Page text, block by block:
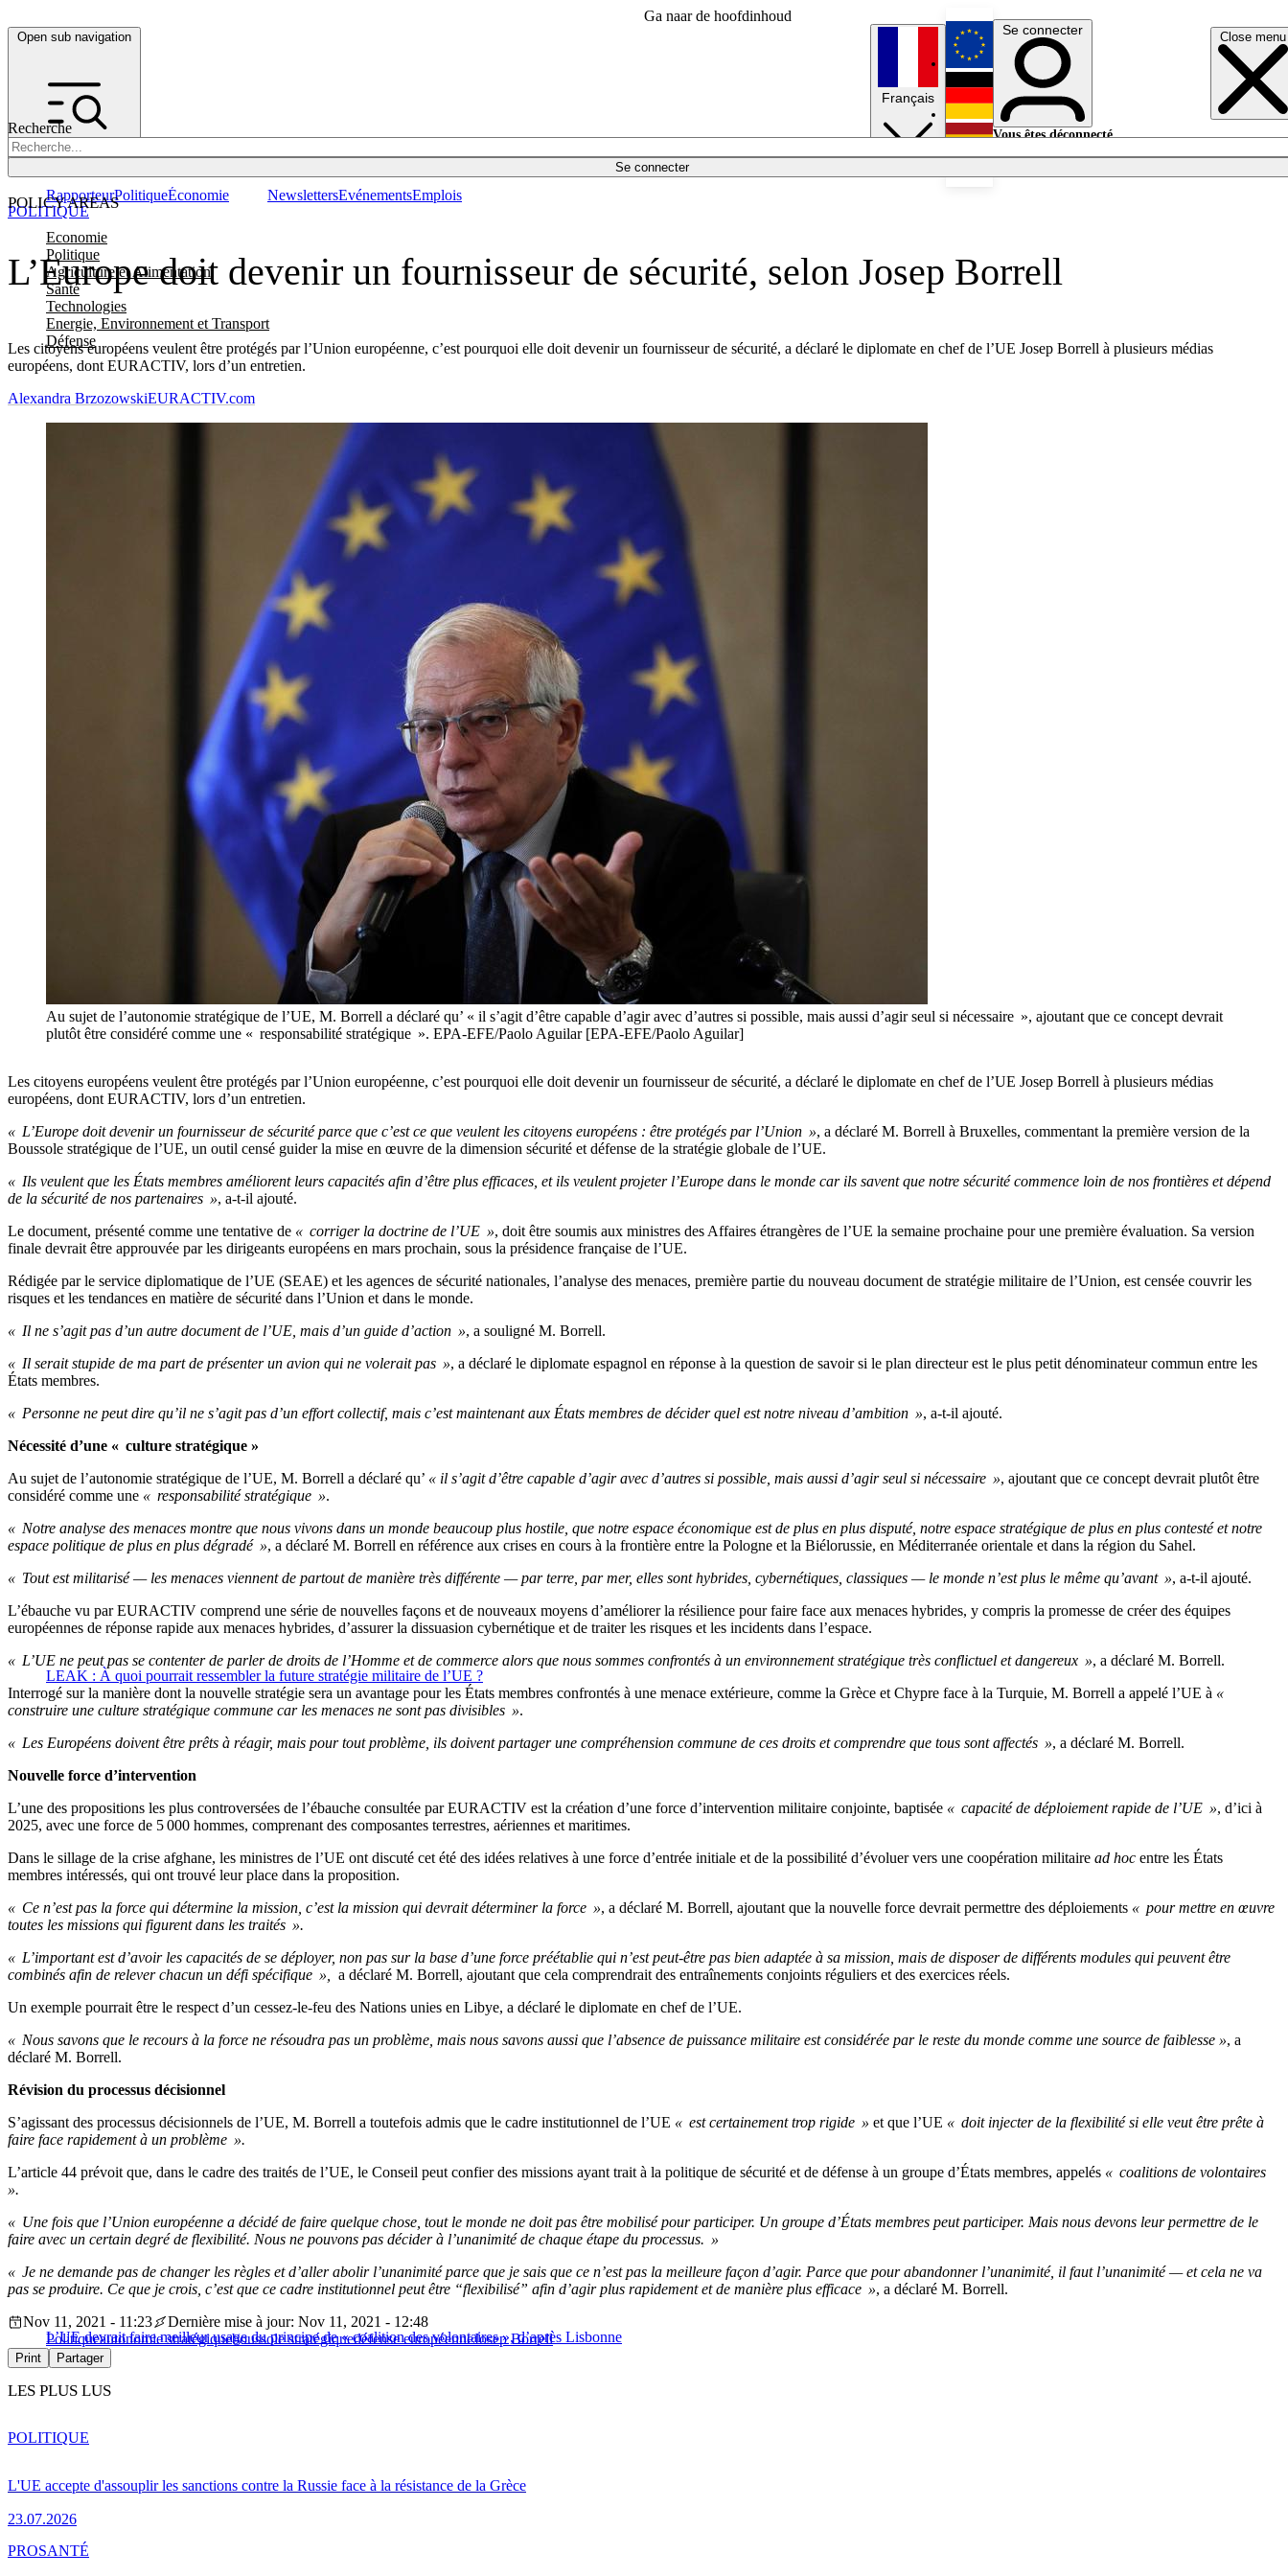
Ga naar de hoofdinhoud
Open sub navigation Close menu
Recherche
Se connecter
POLICY AREAS
Economie
Politique
Agriculture et Alimentation
Santé
Technologies
Energie, Environnement et Transport
Défense
RapporteurPolitiqueÉconomie NewslettersEvénementsEmplois
Français
English
Deutsch
Se connecter
Vous êtes déconnecté.
L’Europe doit devenir un fournisseur de sécurité, selon Josep Borrell
Les citoyens européens veulent être protégés par l’Union européenne, c’est pourquoi elle doit devenir un fournisseur de sécurité, a déclaré le diplomate en chef de l’UE Josep Borrell à plusieurs médias
européens, dont EURACTIV, lors d’un entretien.
POLITIQUE
Alexandra BrzozowskiEURACTIV.com
Au sujet de l’autonomie stratégique de l’UE, M. Borrell a déclaré qu’ « il s’agit d’être capable d’agir avec d’autres si possible, mais aussi d’agir seul si nécessaire », ajoutant que ce concept devrait
plutôt être considéré comme une « responsabilité stratégique ». EPA-EFE/Paolo Aguilar [EPA-EFE/Paolo Aguilar]
Les citoyens européens veulent être protégés par l’Union européenne, c’est pourquoi elle doit devenir un fournisseur de sécurité, a déclaré le diplomate en chef de l’UE Josep Borrell à plusieurs médias
européens, dont EURACTIV, lors d’un entretien.
« L’Europe doit devenir un fournisseur de sécurité parce que c’est ce que veulent les citoyens européens : être protégés par l’Union », a déclaré M. Borrell à Bruxelles, commentant la première version de la
Boussole stratégique de l’UE, un outil censé guider la mise en œuvre de la dimension sécurité et défense de la stratégie globale de l’UE.
« Ils veulent que les États membres améliorent leurs capacités afin d’être plus efficaces, et ils veulent projeter l’Europe dans le monde car ils savent que notre sécurité commence loin de nos frontières et dépend
de la sécurité de nos partenaires », a-t-il ajouté.
Le document, présenté comme une tentative de « corriger la doctrine de l’UE », doit être soumis aux ministres des Affaires étrangères de l’UE la semaine prochaine pour une première évaluation. Sa version
finale devrait être approuvée par les dirigeants européens en mars prochain, sous la présidence française de l’UE.
Rédigée par le service diplomatique de l’UE (SEAE) et les agences de sécurité nationales, l’analyse des menaces, première partie du nouveau document de stratégie militaire de l’Union, est censée couvrir les
risques et les tendances en matière de sécurité dans l’Union et dans le monde.
« Il ne s’agit pas d’un autre document de l’UE, mais d’un guide d’action », a souligné M. Borrell.
« Il serait stupide de ma part de présenter un avion qui ne volerait pas », a déclaré le diplomate espagnol en réponse à la question de savoir si le plan directeur est le plus petit dénominateur commun entre les
États membres.
« Personne ne peut dire qu’il ne s’agit pas d’un effort collectif, mais c’est maintenant aux États membres de décider quel est notre niveau d’ambition », a-t-il ajouté.
Nécessité d’une « culture stratégique »
Au sujet de l’autonomie stratégique de l’UE, M. Borrell a déclaré qu’ « il s’agit d’être capable d’agir avec d’autres si possible, mais aussi d’agir seul si nécessaire », ajoutant que ce concept devrait plutôt être
considéré comme une « responsabilité stratégique ».
« Notre analyse des menaces montre que nous vivons dans un monde beaucoup plus hostile, que notre espace économique est de plus en plus disputé, notre espace stratégique de plus en plus contesté et notre
espace politique de plus en plus dégradé », a déclaré M. Borrell en référence aux crises en cours à la frontière entre la Pologne et la Biélorussie, en Méditerranée orientale et dans la région du Sahel.
« Tout est militarisé — les menaces viennent de partout de manière très différente — par terre, par mer, elles sont hybrides, cybernétiques, classiques — le monde n’est plus le même qu’avant », a-t-il ajouté.
L’ébauche vu par EURACTIV comprend une série de nouvelles façons et de nouveaux moyens d’améliorer la résilience pour faire face aux menaces hybrides, y compris la promesse de créer des équipes
européennes de réponse rapide aux menaces hybrides, d’assurer la dissuasion cybernétique et de traiter les risques et les incidents dans l’espace.
LEAK : À quoi pourrait ressembler la future stratégie militaire de l’UE ?
« L’UE ne peut pas se contenter de parler de droits de l’Homme et de commerce alors que nous sommes confrontés à un environnement stratégique très conflictuel et dangereux », a déclaré M. Borrell.
Interrogé sur la manière dont la nouvelle stratégie sera un avantage pour les États membres confrontés à une menace extérieure, comme la Grèce et Chypre face à la Turquie, M. Borrell a appelé l’UE à «
construire une culture stratégique commune car les menaces ne sont pas divisibles ».
« Les Européens doivent être prêts à réagir, mais pour tout problème, ils doivent partager une compréhension commune de ces droits et comprendre que tous sont affectés », a déclaré M. Borrell.
Nouvelle force d’intervention
L’une des propositions les plus controversées de l’ébauche consultée par EURACTIV est la création d’une force d’intervention militaire conjointe, baptisée « capacité de déploiement rapide de l’UE », d’ici à
2025, avec une force de 5 000 hommes, comprenant des composantes terrestres, aériennes et maritimes.
Dans le sillage de la crise afghane, les ministres de l’UE ont discuté cet été des idées relatives à une force d’entrée initiale et de la possibilité d’évoluer vers une coopération militaire ad hoc entre les États
membres intéressés, qui ont trouvé leur place dans la proposition.
« Ce n’est pas la force qui détermine la mission, c’est la mission qui devrait déterminer la force », a déclaré M. Borrell, ajoutant que la nouvelle force devrait permettre des déploiements « pour mettre en œuvre
toutes les missions qui figurent dans les traités ».
« L’important est d’avoir les capacités de se déployer, non pas sur la base d’une force préétablie qui n’est peut-être pas bien adaptée à sa mission, mais de disposer de différents modules qui peuvent être
combinés afin de relever chacun un défi spécifique »,
a déclaré M. Borrell, ajoutant que cela comprendrait des entraînements conjoints réguliers et des exercices réels.
Un exemple pourrait être le respect d’un cessez-le-feu des Nations unies en Libye, a déclaré le diplomate en chef de l’UE.
« Nous savons que le recours à la force ne résoudra pas un problème, mais nous savons aussi que l’absence de puissance militaire est considérée par le reste du monde comme une source de faiblesse », a
déclaré M. Borrell.
Révision du processus décisionnel
S’agissant des processus décisionnels de l’UE, M. Borrell a toutefois admis que le cadre institutionnel de l’UE « est certainement trop rigide » et que l’UE « doit injecter de la flexibilité si elle veut être prête à
faire face rapidement à un problème ».
L’article 44 prévoit que, dans le cadre des traités de l’UE, le Conseil peut confier des missions ayant trait à la politique de sécurité et de défense à un groupe d’États membres, appelés « coalitions de volontaires
».
« Une fois que l’Union européenne a décidé de faire quelque chose, tout le monde ne doit pas être mobilisé pour participer. Un groupe d’États membres peut participer. Mais nous devons leur permettre de le
faire avec un certain degré de flexibilité. Nous ne pouvons pas décider à l’unanimité de chaque étape du processus. »
« Je ne demande pas de changer les règles et d’aller abolir l’unanimité parce que je sais que ce n’est pas la meilleure façon d’agir. Parce que pour abandonner l’unanimité, il faut l’unanimité — et cela ne va
pas se produire. Ce que je crois, c’est que ce cadre institutionnel peut être “flexibilisé” afin d’agir plus rapidement et de manière plus efficace », a déclaré M. Borrell.
L’UE devrait faire meilleur usage du principe de « coalition des volontaires », d’après Lisbonne
Nov 11, 2021 - 11:23
Dernière mise à jour: Nov 11, 2021 - 12:48
Politiqueautonomie stratégiqueboussole stratégiquedéfense européenneJosep Borrell
Print Partager
LES PLUS LUS
L'UE accepte d'assouplir les sanctions contre la Russie face à la résistance de la Grèce
23.07.2026
POLITIQUE
PROSANTÉ